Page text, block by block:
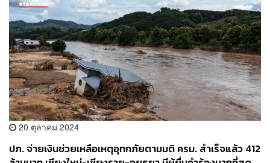
20 ตุลาคม 2024
ปภ. จ่ายเงินช่วยเหลือเหตุอุทกภัยตามมติ ครม. สำเร็จแล้ว 412